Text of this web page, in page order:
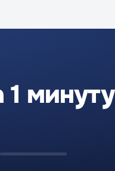
1 минуту